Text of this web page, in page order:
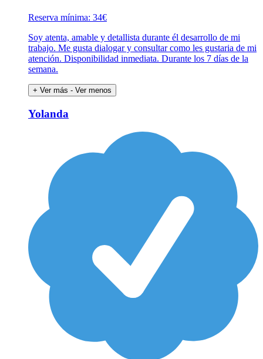
Reserva mínima: 34€
Soy atenta, amable y detallista durante él desarrollo de mi
trabajo. Me gusta dialogar y consultar como les gustaria de mi
atención. Disponibilidad inmediata. Durante los 7 días de la
semana.
+ Ver más - Ver menos
Yolanda